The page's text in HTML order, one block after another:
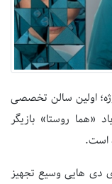
اولین سالن تخصصی
«هما روستا» بازیگر
است.
دی هایی وسیع تجهیز